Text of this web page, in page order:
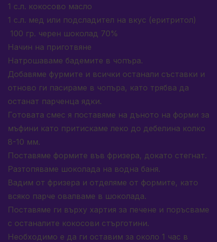
1 с.л. кокосово масло
1 с.л. мед или подсладител на вкус (еритритол)
100 гр. черен шоколад 70%
Начин на приготвяне
Натрошаваме бадемите в чопъра.
Добавяме фурмите и всички останали съставки и
отново ги пасираме в чопъра, като трябва да
останат парченца ядки.
Готовата смес я поставяме на дъното на форми за
мъфини като притискаме леко до дебелина колко
8-10 мм.
Поставяме формите във фризера, докато стегнат.
Разтопяваме шоколада на водна баня.
Вадим от фризера и отделяме от формите, като
всяко парче овалваме в шоколада.
Поставяме ги върху хартия за печене и поръсваме
с останалите кокосови стърготини.
Необходимо е да ги оставим за около 1 час в